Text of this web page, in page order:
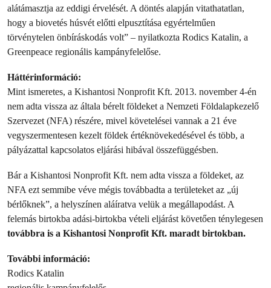
alátámasztja az eddigi érvelését. A döntés alapján vitathatatlan,
hogy a biovetés húsvét előtti elpusztítása egyértelműen
törvénytelen önbíráskodás volt” – nyilatkozta Rodics Katalin, a
Greenpeace regionális kampányfelelőse.
Háttérinformáció:
Mint ismeretes, a Kishantosi Nonprofit Kft. 2013. november 4-én
nem adta vissza az általa bérelt földeket a Nemzeti Földalapkezelő
Szervezet (NFA) részére, mivel követelései vannak a 21 éve
vegyszermentesen kezelt földek értéknövekedésével és több, a
pályázattal kapcsolatos eljárási hibával összefüggésben.
Bár a Kishantosi Nonprofit Kft. nem adta vissza a földeket, az
NFA ezt semmibe véve mégis továbbadta a területeket az „új
bérlőknek”, a helyszínen aláíratva velük a megállapodást. A
felemás birtokba adási-birtokba vételi eljárást követően ténylegesen
továbbra is a Kishantosi Nonprofit Kft. maradt birtokban.
További információ:
Rodics Katalin